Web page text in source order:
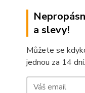
a slevy!
Můžete se
jednou za 14 dní.